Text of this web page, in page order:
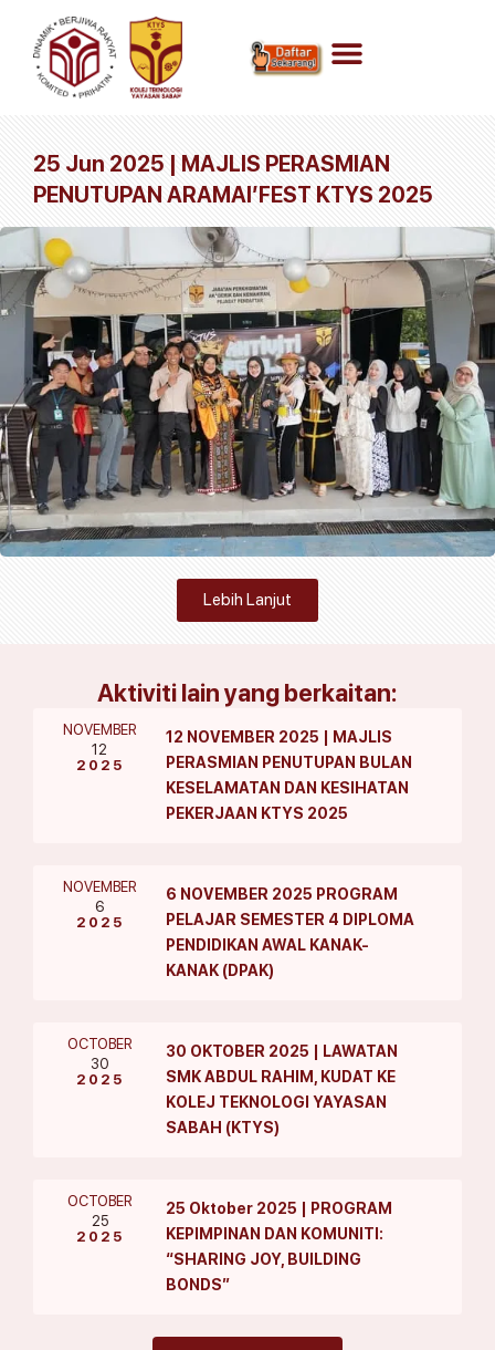
25 Jun 2025 | MAJLIS PERASMIAN
PENUTUPAN ARAMAI’FEST KTYS 2025
Lebih Lanjut
Aktiviti lain yang berkaitan:
NOVEMBER
12
2025
12 NOVEMBER 2025 | MAJLIS
PERASMIAN PENUTUPAN BULAN
KESELAMATAN DAN KESIHATAN
PEKERJAAN KTYS 2025
NOVEMBER
6
2025
6 NOVEMBER 2025 PROGRAM
PELAJAR SEMESTER 4 DIPLOMA
PENDIDIKAN AWAL KANAK-
KANAK (DPAK)
OCTOBER
30
2025
30 OKTOBER 2025 | LAWATAN
SMK ABDUL RAHIM, KUDAT KE
KOLEJ TEKNOLOGI YAYASAN
SABAH (KTYS)
OCTOBER
25
2025
25 Oktober 2025 | PROGRAM
KEPIMPINAN DAN KOMUNITI:
“SHARING JOY, BUILDING
BONDS”